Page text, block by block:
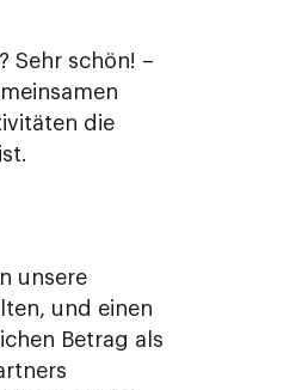
Sehr schön! –
die
unsere
und einen
Betrag als